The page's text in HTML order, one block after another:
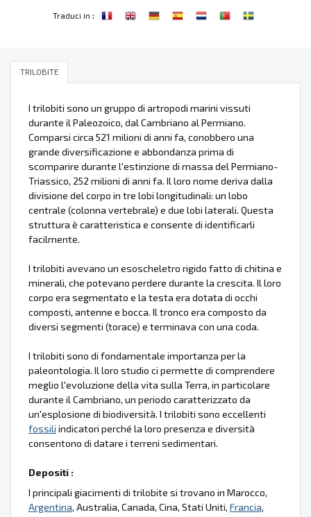
Traduci in :
TRILOBITE
I trilobiti sono un gruppo di artropodi marini vissuti
durante il Paleozoico, dal Cambriano al Permiano.
Comparsi circa 521 milioni di anni fa, conobbero una
grande diversificazione e abbondanza prima di
scomparire durante l'estinzione di massa del Permiano-
Triassico, 252 milioni di anni fa. Il loro nome deriva dalla
divisione del corpo in tre lobi longitudinali: un lobo
centrale (colonna vertebrale) e due lobi laterali. Questa
struttura è caratteristica e consente di identificarli
facilmente.
I trilobiti avevano un esoscheletro rigido fatto di chitina e
minerali, che potevano perdere durante la crescita. Il loro
corpo era segmentato e la testa era dotata di occhi
composti, antenne e bocca. Il tronco era composto da
diversi segmenti (torace) e terminava con una coda.
I trilobiti sono di fondamentale importanza per la
paleontologia. Il loro studio ci permette di comprendere
meglio l'evoluzione della vita sulla Terra, in particolare
durante il Cambriano, un periodo caratterizzato da
un'esplosione di biodiversità. I trilobiti sono eccellenti
fossili indicatori perché la loro presenza e diversità
consentono di datare i terreni sedimentari.
Depositi :
I principali giacimenti di trilobite si trovano in Marocco,
Argentina, Australia, Canada, Cina, Stati Uniti, Francia,